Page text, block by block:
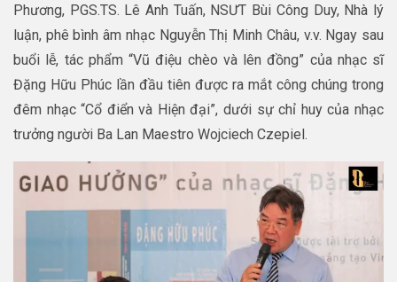
Phương, PGS.TS. Lê Anh Tuấn, NSƯT Bùi Công Duy, Nhà lý
luận, phê bình âm nhạc Nguyễn Thị Minh Châu, v.v. Ngay sau
buổi lễ, tác phẩm “Vũ điệu chèo và lên đồng” của nhạc sĩ
Đặng Hữu Phúc lần đầu tiên được ra mắt công chúng trong
đêm nhạc “Cổ điển và Hiện đại”, dưới sự chỉ huy của nhạc
trưởng người Ba Lan Maestro Wojciech Czepiel.